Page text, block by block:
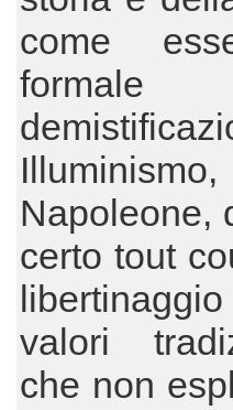
come
Napoleone,
certo tout
valori
che non